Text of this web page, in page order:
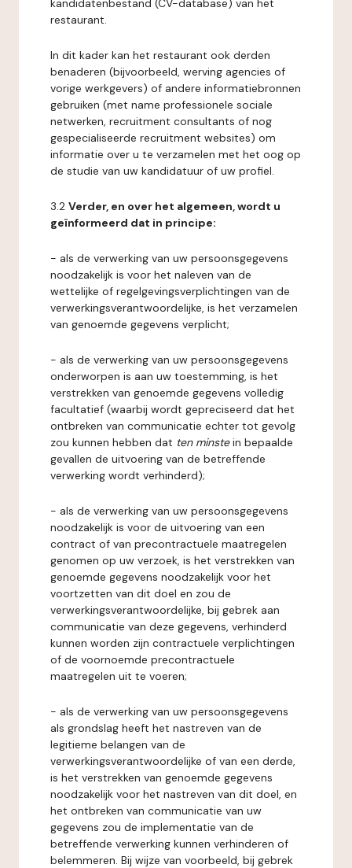
kandidatenbestand (CV-database) van het
restaurant.
In dit kader kan het restaurant ook derden
benaderen (bijvoorbeeld, werving agencies of
vorige werkgevers) of andere informatiebronnen
gebruiken (met name professionele sociale
netwerken, recruitment consultants of nog
gespecialiseerde recruitment websites) om
informatie over u te verzamelen met het oog op
de studie van uw kandidatuur of uw profiel.
3.2 Verder, en over het algemeen, wordt u
geïnformeerd dat in principe:
- als de verwerking van uw persoonsgegevens
noodzakelijk is voor het naleven van de
wettelijke of regelgevingsverplichtingen van de
verwerkingsverantwoordelijke, is het verzamelen
van genoemde gegevens verplicht;
- als de verwerking van uw persoonsgegevens
onderworpen is aan uw toestemming, is het
verstrekken van genoemde gegevens volledig
facultatief (waarbij wordt gepreciseerd dat het
ontbreken van communicatie echter tot gevolg
zou kunnen hebben dat ten minstein bepaalde
gevallen de uitvoering van de betreffende
verwerking wordt verhinderd);
- als de verwerking van uw persoonsgegevens
noodzakelijk is voor de uitvoering van een
contract of van precontractuele maatregelen
genomen op uw verzoek, is het verstrekken van
genoemde gegevens noodzakelijk voor het
voortzetten van dit doel en zou de
verwerkingsverantwoordelijke, bij gebrek aan
communicatie van deze gegevens, verhinderd
kunnen worden zijn contractuele verplichtingen
of de voornoemde precontractuele
maatregelen uit te voeren;
- als de verwerking van uw persoonsgegevens
als grondslag heeft het nastreven van de
legitieme belangen van de
verwerkingsverantwoordelijke of van een derde,
is het verstrekken van genoemde gegevens
noodzakelijk voor het nastreven van dit doel, en
het ontbreken van communicatie van uw
gegevens zou de implementatie van de
betreffende verwerking kunnen verhinderen of
belemmeren. Bij wijze van voorbeeld, bij gebrek